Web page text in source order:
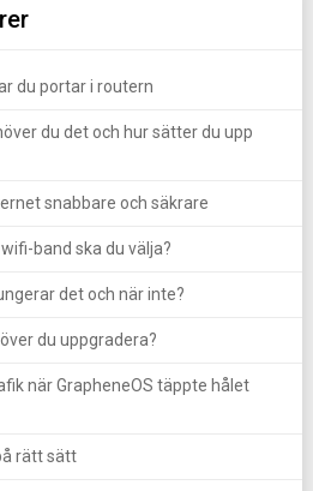
du portar i routern
du det och hur sätter du upp
snabbare och säkrare
band ska du välja?
det och när inte?
du uppgradera?
när GrapheneOS täppte hålet
rätt sätt